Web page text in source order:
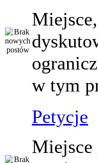
w tym
Petycje
Miejsce